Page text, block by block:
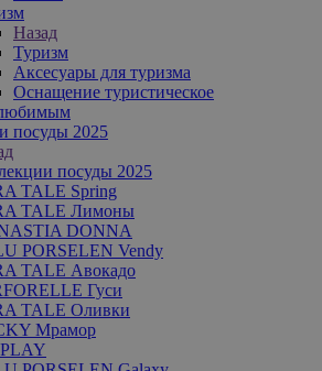
Назад
Туризм
Аксесуары для туризма
Оснащение туристическое
посуды 2025
посуды 2025
TALE Spring
TALE Лимоны
DONNA
PORSELEN Vendy
TALE Авокадо
Гуси
TALE Оливки
Мрамор